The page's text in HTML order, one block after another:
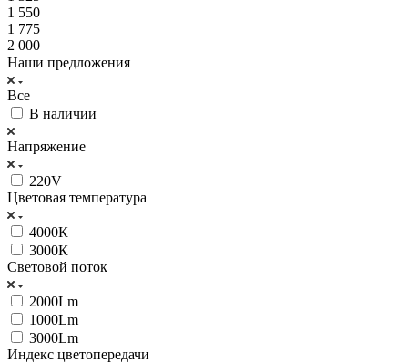
1 550
1 775
2 000
Наши предложения
Все
В наличии
Напряжение
220V
Цветовая температура
4000К
3000К
Световой поток
2000Lm
1000Lm
3000Lm
Индекс цветопередачи